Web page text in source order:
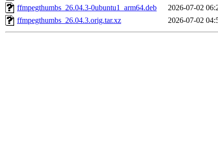
ffmpegthumbs_26.04.3-0ubuntu1_arm64.deb
2026-07-02
ffmpegthumbs_26.04.3.orig.tar.xz
2026-07-02